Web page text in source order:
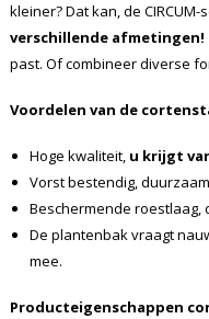
kleiner? Dat kan, de
verschillende afmetingen!
past. Of combineer diverse
Voordelen van de
Hoge kwaliteit, u krijgt
Vorst bestendig,
Beschermende roestlaag,
De plantenbak vraagt
mee.
Producteigenschappen